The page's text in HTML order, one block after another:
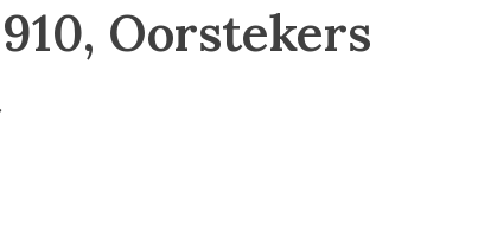
Oorstekers